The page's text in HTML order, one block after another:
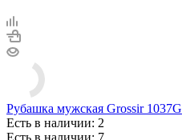
Рубашка мужская Grossir 1037G
Есть в наличии: 2
Есть в наличии: 7